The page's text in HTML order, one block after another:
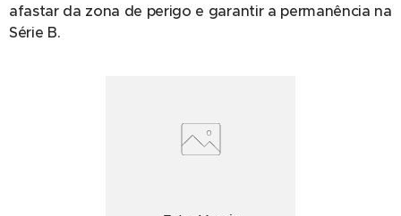
afastar da zona de perigo e garantir a permanência na
Série B.